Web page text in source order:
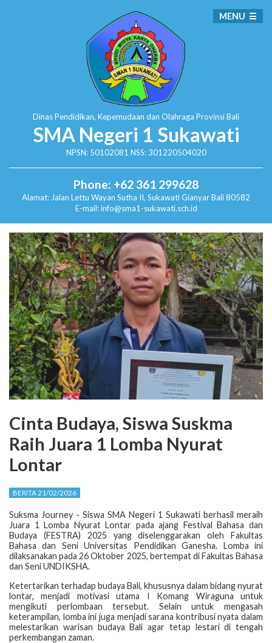
Dinas Pendidikan, Kepemudaan dan Olahraga Provinsi Bali
SMA Negeri 1 Sukawati
NPSN: 50102081 NSS: 301220504020
Phone: +62 361 299628
Alamat: Jalan Lettu Wayan Sutha II, SukawatiGianyar Bali 80582
E-mail: info@sma1-sukawati.sch.id
MENU
Cinta Budaya, Siswa Suskma
Raih Juara 1 Lomba Nyurat
Lontar
BERITA 21/02/2026
Suksma Journey - Siswa SMA Negeri 1 Sukawati berhasil meraih
Juara 1 Lomba Nyurat Lontar pada ajang Festival Bahasa dan
Budaya (FESTRA) 2025 yang diselenggarakan oleh Fakultas
Bahasa dan Seni Universitas Pendidikan Ganesha. Lomba ini
dilaksanakan pada 26 Oktober 2025, bertempat di Fakultas Bahasa
dan Seni UNDIKSHA.
Ketertarikan terhadap budaya Bali, khususnya dalam bidang nyurat
lontar, menjadi motivasi utama I Komang Wiraguna untuk
mengikuti perlombaan tersebut. Selain untuk mengasah
keterampilan, lomba ini juga menjadi sarana kontribusi nyata dalam
melestarikan warisan budaya Bali agar tetap lestari di tengah
perkembangan zaman.